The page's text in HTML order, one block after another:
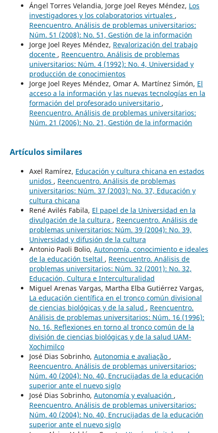
Ángel Torres Velandia, Jorge Joel Reyes Méndez, Los
investigadores y los colaboratorios virtuales ,
Reencuentro. Análisis de problemas universitarios:
Núm. 51 (2008): No. 51, Gestión de la información
Jorge Joel Reyes Méndez, Revalorización del trabajo
docente , Reencuentro. Análisis de problemas
universitarios: Núm. 4 (1992): No. 4, Universidad y
producción de conocimientos
Jorge Joel Reyes Méndez, Omar A. Martínez Simón, El
acceso a la información y las nuevas tecnologías en la
formación del profesorado universitario ,
Reencuentro. Análisis de problemas universitarios:
Núm. 21 (2006): No. 21, Gestión de la información
Artículos similares
Axel Ramírez, Educación y cultura chicana en estados
unidos , Reencuentro. Análisis de problemas
universitarios: Núm. 37 (2003): No. 37, Educación y
cultura chicana
René Avilés Fabila, El papel de la Universidad en la
divulgación de la cultura , Reencuentro. Análisis de
problemas universitarios: Núm. 39 (2004): No. 39,
Universidad y difusión de la cultura
Antonio Paoli Bolio, Autonomía, conocimiento e ideales
de la educación tseltal , Reencuentro. Análisis de
problemas universitarios: Núm. 32 (2001): No. 32,
Educación, Cultura e Interculturalidad
Miguel Arenas Vargas, Martha Elba Gutiérrez Vargas,
La educación científica en el tronco común divisional
de ciencias biológicas y de la salud , Reencuentro.
Análisis de problemas universitarios: Núm. 16 (1996):
No. 16, Reflexiones en torno al tronco común de la
división de ciencias biológicas y de la salud UAM-
Xochimilco
José Dias Sobrinho, Autonomia e avaliação ,
Reencuentro. Análisis de problemas universitarios:
Núm. 40 (2004): No. 40, Encrucijadas de la educación
superior ante el nuevo siglo
José Dias Sobrinho, Autonomía y evaluación ,
Reencuentro. Análisis de problemas universitarios:
Núm. 40 (2004): No. 40, Encrucijadas de la educación
superior ante el nuevo siglo